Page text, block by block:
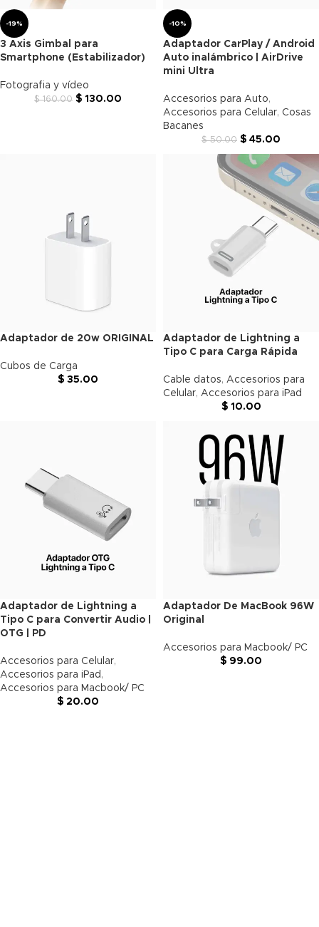
-19%
3 Axis Gimbal para
Smartphone (Estabilizador)
Fotografia y vídeo
$160.00 $ 130.00
-10%
Adaptador CarPlay / Android
Auto inalámbrico | AirDrive
mini Ultra
Accesorios para Auto,
Accesorios para Celular, Cosas
Bacanes
$50.00 $ 45.00
Adaptador de 20w ORIGINAL
Cubos de Carga
$ 35.00
Adaptador de Lightning a
Tipo C para Carga Rápida
Cable datos, Accesorios para
Celular, Accesorios para iPad
$10.00
Adaptador de Lightning a
Tipo C para Convertir Audio |
OTG | PD
Accesorios para Celular,
Accesorios para iPad ,
Accesorios para Macbook/ PC
$ 20.00
Adaptador De MacBook 96W
Original
Accesorios para Macbook/ PC
$ 99.00